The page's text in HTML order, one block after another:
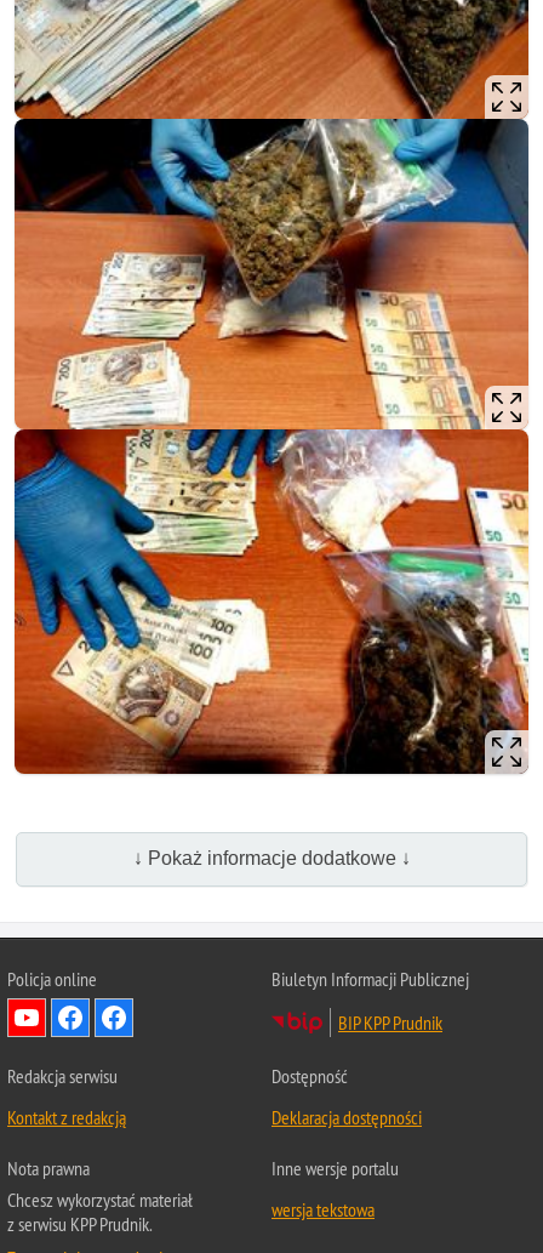
↓ Pokaż informacje dodatkowe ↓
Policja online
Biuletyn Informacji Publicznej
BIP KPP Prudnik
Redakcja serwisu
Kontakt z redakcją
Dostępność
Deklaracja dostępności
Nota prawna
Chcesz wykorzystać materiał
z serwisu KPP Prudnik.
Inne wersje portalu
wersja tekstowa